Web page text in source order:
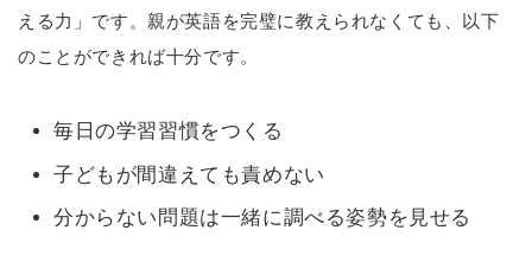
える力」です。親が英語を完璧に教えられなくても、以下
のことができれば十分です。
毎日の学習習慣をつくる
子どもが間違えても責めない
分からない問題は一緒に調べる姿勢を見せる